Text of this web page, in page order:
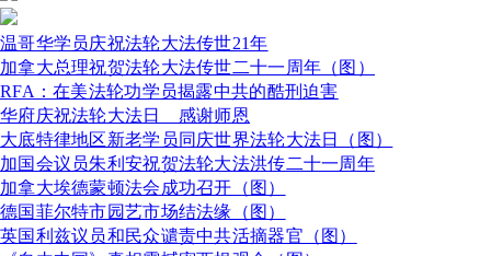
温哥华学员庆祝法轮大法传世21年
加拿大总理祝贺法轮大法传世二十一周年（图）
RFA：在美法轮功学员揭露中共的酷刑迫害
华府庆祝法轮大法日 感谢师恩
大底特律地区新老学员同庆世界法轮大法日（图）
加国会议员朱利安祝贺法轮大法洪传二十一周年
加拿大埃德蒙顿法会成功召开（图）
德国菲尔特市园艺市场结法缘（图）
英国利兹议员和民众谴责中共活摘器官（图）